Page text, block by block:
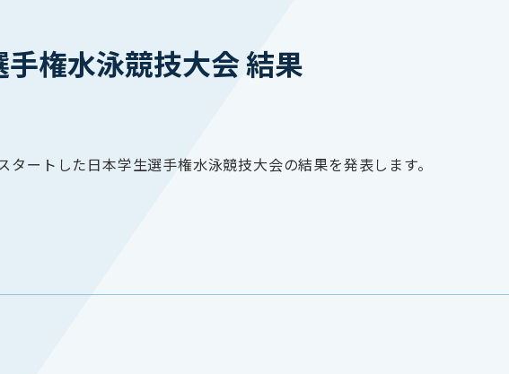
手権水泳競技大会 結果
ートした日本学生選手権水泳競技大会の結果を発表します。